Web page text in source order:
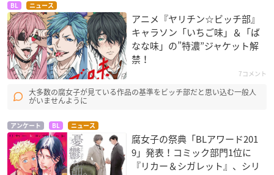
BL ニュース
アニメ『ヤリチン☆ビッチ部』
キャラソン「いちご味」＆「ば
なな味」の”特濃”ジャケット解
禁！
7コメント
大多数の腐女子が見ている作品の基準をビッチ部だと思い込む一般人
がいませんように
アンケート BL ニュース
腐女子の祭典「BLアワード201
9」発表！コミック部門1位に
『リカー＆シガレット』、シリ